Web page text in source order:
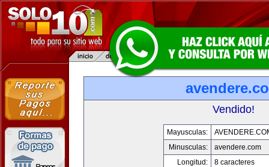
Vendido!
Mayusculas:
Minusculas:
avendere.com
Longitud:
8 caracteres